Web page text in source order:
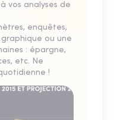
vos analyses de
enquêtes,
graphique ou une
: épargne,
etc. Ne
!